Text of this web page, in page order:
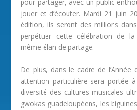
pour partager, avec un public
jouer et d’écouter. Mardi 21 juin
édition, ils seront des millions
perpétuer cette célébration de
même élan de partage.
De plus, dans le cadre de l’Année
attention particulière sera portée
diversité des cultures musicales
gwokas guadeloupéens, les